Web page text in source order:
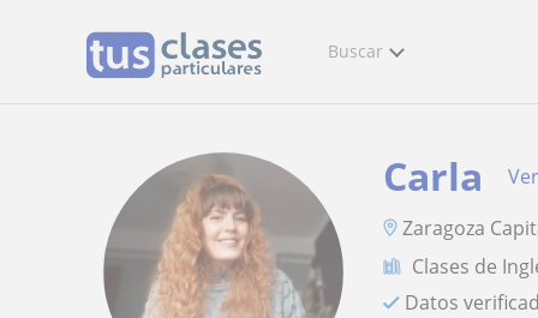
Buscar
Carla
Zaragoza
Clases de
Datos